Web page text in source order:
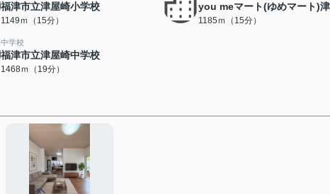
福津市立津屋崎小学校
1149ｍ（15分）
you meマート(ゆめマート)
1185ｍ（15分）
中学校
福津市立津屋崎中学校
1468ｍ（19分）